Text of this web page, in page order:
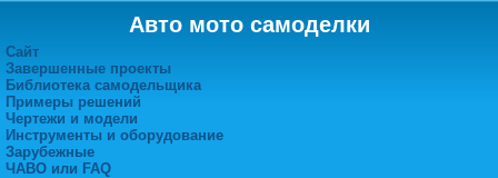
Авто мото самоделки
Сайт
Завершенные проекты
Библиотека самодельщика
Примеры решений
Чертежи и модели
Инструменты и оборудование
Зарубежные
ЧАВО или FAQ